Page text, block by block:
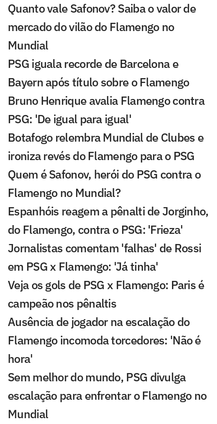
Quanto vale Safonov? Saiba o valor de
mercado do vilão do Flamengo no
Mundial
PSG iguala recorde de Barcelona e
Bayern após título sobre o Flamengo
Bruno Henrique avalia Flamengo contra
PSG: 'De igual para igual'
Botafogo relembra Mundial de Clubes e
ironiza revés do Flamengo para o PSG
Quem é Safonov, herói do PSG contra o
Flamengo no Mundial?
Espanhóis reagem a pênalti de Jorginho,
do Flamengo, contra o PSG: 'Frieza'
Jornalistas comentam 'falhas' de Rossi
em PSG x Flamengo: 'Já tinha'
Veja os gols de PSG x Flamengo: Paris é
campeão nos pênaltis
Ausência de jogador na escalação do
Flamengo incomoda torcedores: 'Não é
hora'
Sem melhor do mundo, PSG divulga
escalação para enfrentar o Flamengo no
Mundial